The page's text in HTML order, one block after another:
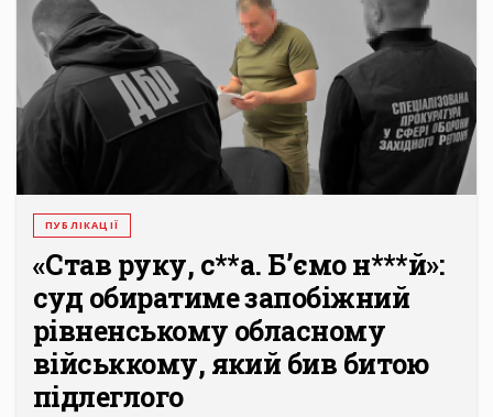
ПУБЛІКАЦІЇ
«Став руку, с**а. Б’ємо н***й»:
суд обиратиме запобіжний
рівненському обласному
військкому, який бив битою
підлеглого